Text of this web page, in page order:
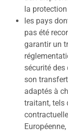
la
les pays
pas été
garantir un
sécurité des
son
adaptés à
traitant, tels